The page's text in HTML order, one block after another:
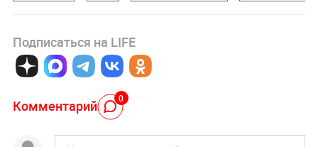
Подписаться на LIFE
Комментарий 0